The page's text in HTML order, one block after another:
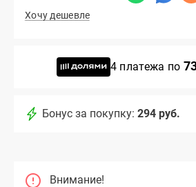
Хочу дешевле
4 платежа по
Бонус за покупку: 294 руб.
Внимание!